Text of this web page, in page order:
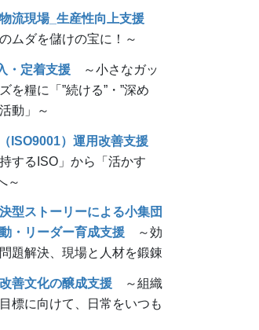
流現場_生産性向上支援
ムダを儲けの宝に！～
・定着支援 ～小さなガッ
を糧に「”続ける”・”深め
動」～
ISO9001）運用改善支援
するISO」から「活かす
～
型ストーリーによる小集団
・リーダー育成支援 ～効
題解決、現場と人材を鍛錬
善文化の醸成支援 ～組織
標に向けて、日常をいつも